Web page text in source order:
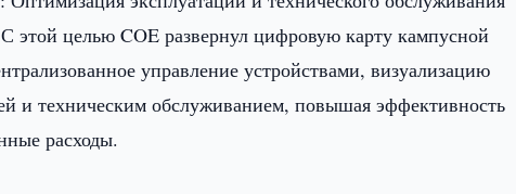
целью COE развернул цифровую карту кампусной
управление устройствами, визуализацию
и техническим обслуживанием, повышая эффективность
расходы.